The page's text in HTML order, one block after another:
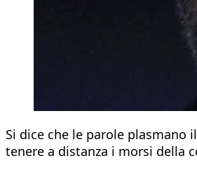
Si dice che le parole plasmano
tenere a distanza i morsi della